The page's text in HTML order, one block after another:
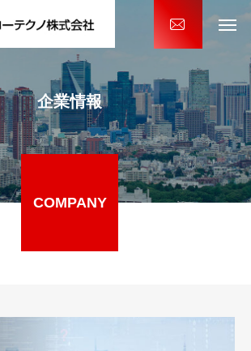
企業情報
COMPANY